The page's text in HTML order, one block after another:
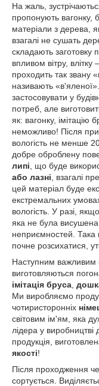
На жаль,
пропонують вагонку,
матеріали з дерева,
взагалі не сушать
складають заготовку
впливом вітру,
проходить так звану
називають
застосовувати у
потреб, але
як: вагонку, імітацію
неможливо! Після
вологість не менше
добре оброблену
липі , що буде
або лазні , взагалі
цей матеріал буде
екстремальних
вологість. У разі,
яка не була висушена
неприємностей. Така
почне розсихатися,
Наступним
виготовляються
імітація бруса
Ми виробляємо
чотиристоронніх
світовим ім'ям, яка
лідера у
продукція,
якості!
Після проходження
сортується.